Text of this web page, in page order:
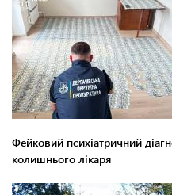
Фейковий психіатричний
колишнього лікаря